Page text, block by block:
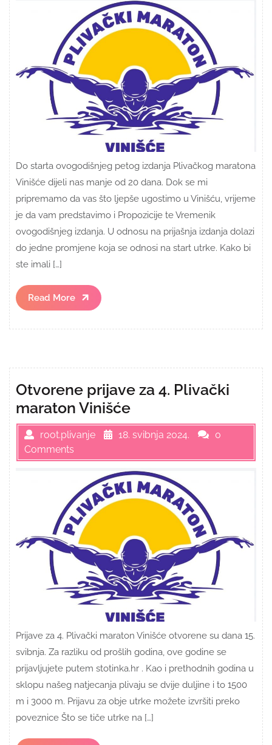
Do starta ovogodišnjeg petog izdanja Plivačkog maratona
Vinišće dijeli nas manje od 20 dana. Dok se mi
pripremamo da vas što ljepše ugostimo u Vinišću, vrijeme
je da vam predstavimo i Propozicije te Vremenik
ovogodišnjeg izdanja. U odnosu na prijašnja izdanja dolazi
do jedne promjene koja se odnosi na start utrke. Kako bi
ste imali […]
Read More
Read
More
Otvorene prijave za 4. Plivački
maraton Vinišće
root.plivanje 18. svibnja 2024.
0
Comments
Prijave za 4. Plivački maraton Vinišće otvorene su dana 15.
svibnja. Za razliku od prošlih godina, ove godine se
prijavljujete putem stotinka.hr . Kao i prethodnih godina u
sklopu našeg natjecanja plivaju se dvije duljine i to 1500
m i 3000 m. Prijavu za obje utrke možete izvršiti preko
poveznice Što se tiče utrke na […]